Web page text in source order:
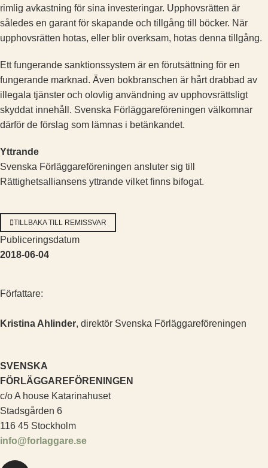
rimlig avkastning för sina investeringar. Upphovsrätten är
således en garant för skapande och tillgång till böcker. När
upphovsrätten hotas, eller blir overksam, hotas denna tillgång.
Ett fungerande sanktionssystem är en förutsättning för en
fungerande marknad. Även bokbranschen är hårt drabbad av
illegala tjänster och olovlig användning av upphovsrättsligt
skyddat innehåll. Svenska Förläggareföreningen välkomnar
därför de förslag som lämnas i betänkandet.
Yttrande
Svenska Förläggareföreningen ansluter sig till
Rättighetsalliansens yttrande vilket finns bifogat.
TILLBAKA TILL REMISSVAR
Publiceringsdatum
2018-06-04
Författare:
Kristina Ahlinder, direktör Svenska Förläggareföreningen
SVENSKA
FÖRLÄGGAREFÖRENINGEN
c/o A house Katarinahuset
Stadsgården 6
116 45 Stockholm
info@forlaggare.se